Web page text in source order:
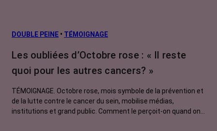
DOUBLE PEINE • TÉMOIGNAGE
Les oubliées d’Octobre rose : « Il reste
quoi pour les autres cancers? »
TÉMOIGNAGE. Octobre rose, mois symbole de la prévention et
de la lutte contre le cancer du sein, mobilise médias,
institutions et grand public. Comment le perçoit-on quand on